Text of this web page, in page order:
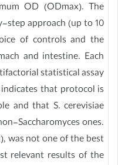
OD (ODmax). The
step approach (up to 10
of controls and the
and intestine. Each
statistical assay
that protocol is
and that S. cerevisiae
Saccharomyces ones.
was not one of the best
relevant results of the